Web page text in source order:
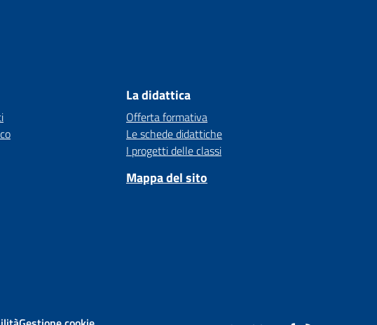
La didattica
Offerta formativa
Le schede didattiche
I progetti delle classi
Mappa del sito